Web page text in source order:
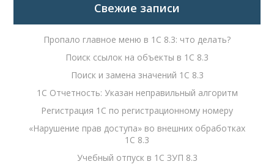
Свежие записи
Пропало главное меню в 1С 8.3: что делать?
Поиск ссылок на объекты в 1С 8.3
Поиск и замена значений 1С 8.3
1С Отчетность: Указан неправильный алгоритм
Регистрация 1С по регистрационному номеру
«Нарушение прав доступа» во внешних обработках
1С 8.3
Учебный отпуск в 1С ЗУП 8.3